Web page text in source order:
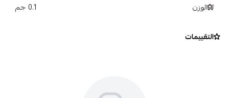
الوزن 0.1 جم
التقييمات